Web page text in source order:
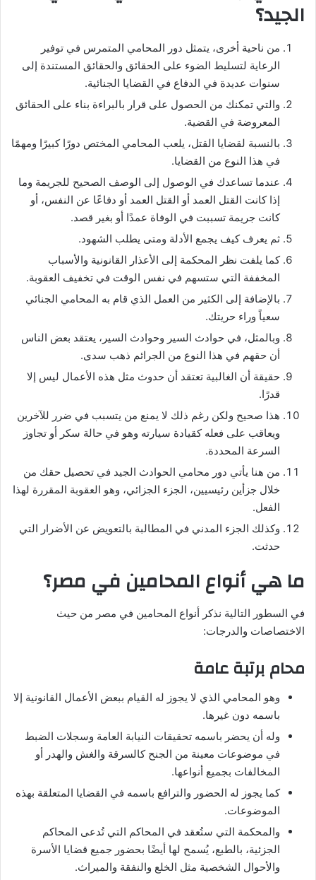
الجيد؟
من ناحية أخرى، يتمثل دور المحامي المتمرس في توفير
الرعاية لتسليط الضوء على الحقائق والحقائق المستندة إلى
سنوات عديدة في الدفاع في القضايا الجنائية.
والتي تمكنك من الحصول على قرار بالبراءة بناء على الحقائق
المعروضة في القضية.
بالنسبة لقضايا القتل، يلعب المحامي المختص دورًا كبيرًا ومهمًا
في هذا النوع من القضايا.
عندما تساعدك في الوصول إلى الوصف الصحيح للجريمة وما
إذا كانت القتل العمد أو القتل العمد أو دفاعًا عن النفس، أو
كانت جريمة تسببت في الوفاة عمدًا أو بغير قصد.
ثم يعرف كيف يجمع الأدلة ومتى يطلب الشهود.
كما يلفت نظر المحكمة إلى الأعذار القانونية والأسباب
المخففة التي ستسهم في نفس الوقت في تخفيف العقوبة.
بالإضافة إلى الكثير من العمل الذي قام به المحامي الجنائي
سعياً وراء حريتك.
وبالمثل، في حوادث السير وحوادث السير، يعتقد بعض الناس
أن حقهم في هذا النوع من الجرائم ذهب سدى.
حقيقة أن الغالبية تعتقد أن حدوث مثل هذه الأعمال ليس إلا
قدرًا.
هذا صحيح ولكن رغم ذلك لا يمنع من يتسبب في ضرر للآخرين
ويعاقب على فعله كقيادة سيارته وهو في حالة سكر أو تجاوز
السرعة المحددة.
من هنا يأتي دور محامي الحوادث الجيد في تحصيل حقك من
خلال جزأين رئيسيين، الجزء الجزائي، وهو العقوبة المقررة لهذا
الفعل.
وكذلك الجزء المدني في المطالبة بالتعويض عن الأضرار التي
حدثت.
ما هي أنواع المحامين في مصر؟
في السطور التالية نذكر أنواع المحامين في مصر من حيث
الاختصاصات والدرجات:
محام برتبة عامة
وهو المحامي الذي لا يجوز له القيام ببعض الأعمال القانونية إلا
باسمه دون غيرها.
وله أن يحضر باسمه تحقيقات النيابة العامة وسجلات الضبط
في موضوعات معينة من الجنح كالسرقة والغش والهدر أو
المخالفات بجميع أنواعها.
كما يجوز له الحضور والترافع باسمه في القضايا المتعلقة بهذه
الموضوعات.
والمحكمة التي ستُعقد في المحاكم التي تُدعى المحاكم
الجزئية، بالطبع، يُسمح لها أيضًا بحضور جميع قضايا الأسرة
والأحوال الشخصية مثل الخلع والنفقة والميراث.